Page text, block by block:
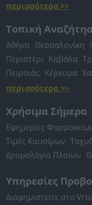
περισσότερα >>
Τοπική
Αθήνα Θεσσαλονίκη
Περιστέρι Καβάλα
Πειραιάς Κέρκυρα
περισσότερα >>
Χρήσιμα Σήμερα
Εφημερίες
Τιμές Καυσίμων
Δρομολόγια Πλοίων
Υπηρεσίες
Διαφημιστείτε στο